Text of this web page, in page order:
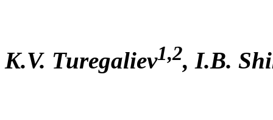
K.V. Turegaliev1,2, I.B.